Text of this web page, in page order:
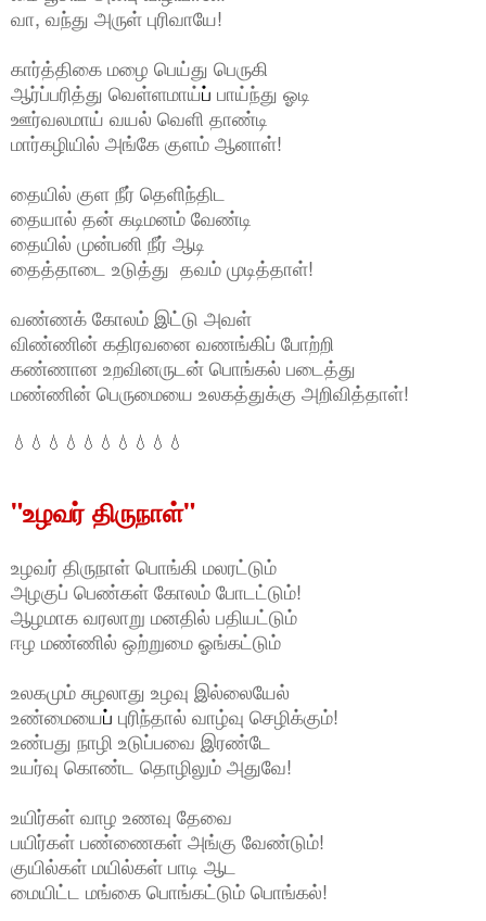
வா, வந்து அருள் புரிவாயே!
கார்த்திகை மழை பெய்து பெருகி
ஆர்ப்பரித்து வெள்ளமாய்ப் பாய்ந்து ஓடி
ஊர்வலமாய் வயல் வெளி தாண்டி
மார்கழியில் அங்கே குளம் ஆனாள்!
தையில் குள நீர் தெளிந்திட
தையால் தன் கடிமனம் வேண்டி
தையில் முன்பனி நீர் ஆடி
தைத்தாடை உடுத்து தவம் முடித்தாள்!
வண்ணக் கோலம் இட்டு அவள்
விண்ணின் கதிரவனை வணங்கிப் போற்றி
கண்ணான உறவினருடன் பொங்கல் படைத்து
மண்ணின் பெருமையை உலகத்துக்கு அறிவித்தாள்!
💧💧💧💧💧💧💧💧💧💧
"உழவர் திருநாள்"
உழவர் திருநாள் பொங்கி மலரட்டும்
அழகுப் பெண்கள் கோலம் போடட்டும்!
ஆழமாக வரலாறு மனதில் பதியட்டும்
ஈழ மண்ணில் ஒற்றுமை ஓங்கட்டும்
உலகமும் சுழலாது உழவு இல்லையேல்
உண்மையைப் புரிந்தால் வாழ்வு செழிக்கும்!
உண்பது நாழி உடுப்பவை இரண்டே
உயர்வு கொண்ட தொழிலும் அதுவே!
உயிர்கள் வாழ உணவு தேவை
பயிர்கள் பண்ணைகள் அங்கு வேண்டும்!
குயில்கள் மயில்கள் பாடி ஆட
மையிட்ட மங்கை பொங்கட்டும் பொங்கல்!